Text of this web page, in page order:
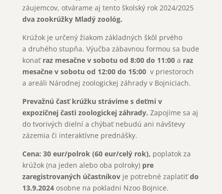
záujemcov, otvárame aj tento školský rok 2024/2025
dva zookrúžky Mladý zoológ.
Krúžok je určený žiakom základných škôl prvého
a druhého stupňa. Výučba zábavnou formou sa bude
konaťraz mesačne v sobotu od 8:00 do 11:00a raz
mesačne v sobotu od 12:00 do 15:00v priestoroch
a areáli Národnej zoologickej záhrady v Bojniciach.
Prevažnú časť krúžku strávime s deťmi v
expozičnej časti zoologickej záhrady. Zapojíme sa aj
do tvorivých dielní a chýbať nebudú ani návštevy
zázemia či interaktívne prednášky.
Cena: 30 eur/polrok (60 eur/celý rok), poplatok za
krúžok (na jeden alebo oba polroky) pre
zaregistrovaných účastníkovje potrebné zaplatiťdo
13.9.2024 osobne na pokladni Nzoo Bojnice.